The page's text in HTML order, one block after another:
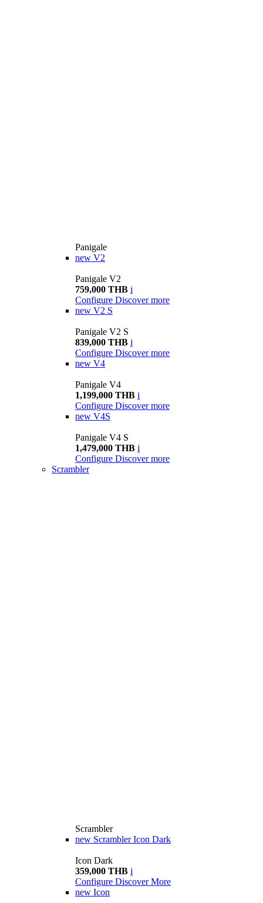
Panigale
new V2
Panigale V2
759,000 THB i
Configure Discover more
new V2 S
Panigale V2 S
839,000 THB i
Configure Discover more
new V4
Panigale V4
1,199,000 THB i
Configure Discover more
new V4S
Panigale V4 S
1,479,000 THB i
Configure Discover more
Scrambler
Scrambler
new Scrambler Icon Dark
Icon Dark
359,000 THB i
Configure Discover More
new Icon